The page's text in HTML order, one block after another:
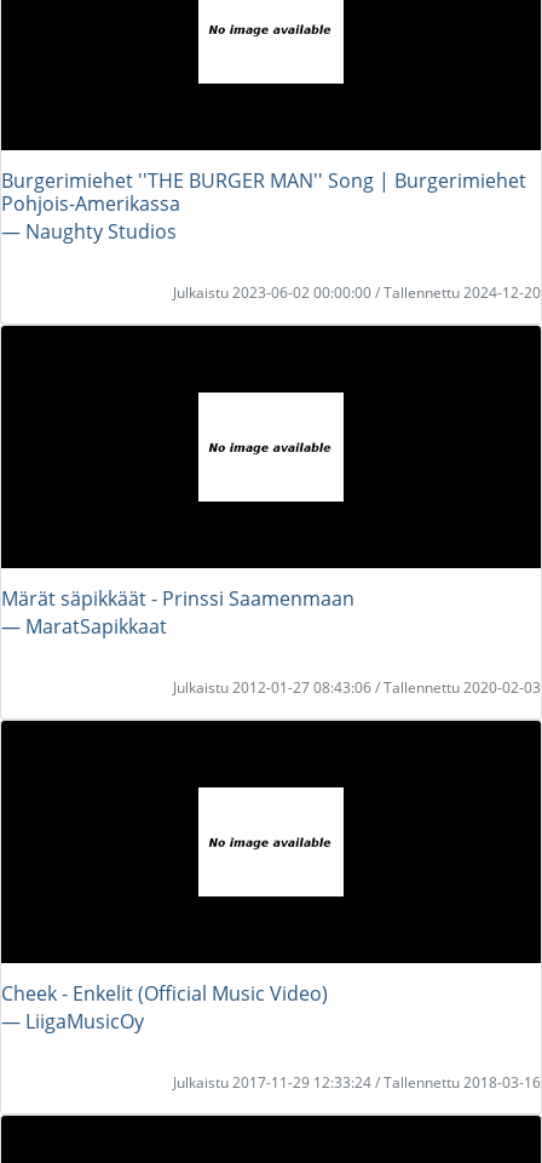
Burgerimiehet ''THE BURGER MAN'' Song | Burgerimiehet
Pohjois-Amerikassa
― Naughty Studios
Julkaistu 2023-06-02 00:00:00 / Tallennettu 2024-12-20
Märät säpikkäät - Prinssi Saamenmaan
― MaratSapikkaat
Julkaistu 2012-01-27 08:43:06 / Tallennettu 2020-02-03
Cheek - Enkelit (Official Music Video)
― LiigaMusicOy
Julkaistu 2017-11-29 12:33:24 / Tallennettu 2018-03-16